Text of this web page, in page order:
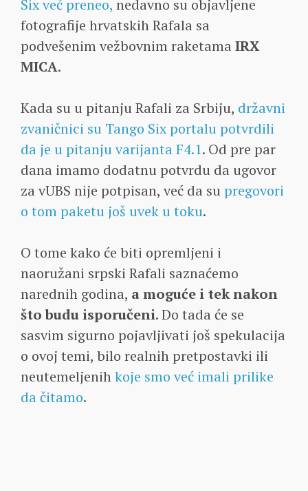
Six već preneo, nedavno su objavljene
fotografije hrvatskih Rafala sa
podvešenim vežbovnim raketama IRX
MICA.
Kada su u pitanju Rafali za Srbiju, državni
zvaničnici su Tango Six portalu potvrdili
da je u pitanju varijanta F4.1. Od pre par
dana imamo dodatnu potvrdu da ugovor
za vUBS nije potpisan, već da su pregovori
o tom paketu još uvek u toku.
O tome kako će biti opremljeni i
naoružani srpski Rafali saznaćemo
narednih godina, a moguće i tek nakon
što budu isporučeni. Do tada će se
sasvim sigurno pojavljivati još spekulacija
o ovoj temi, bilo realnih pretpostavki ili
neutemeljenihkoje smo već imali prilike
da čitamo.